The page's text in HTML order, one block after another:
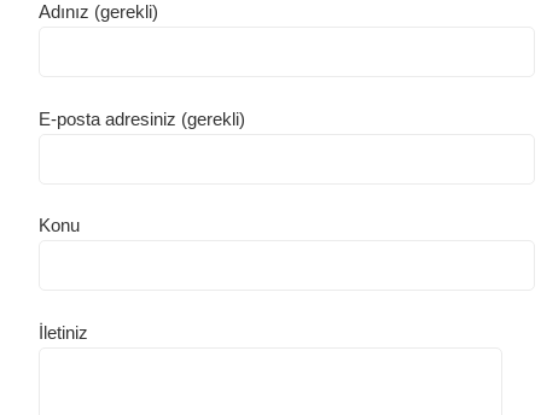
Adınız (gerekli)
E-posta adresiniz (gerekli)
Konu
İletiniz